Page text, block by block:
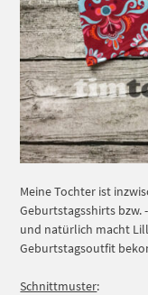
Meine Tochter ist
Geburtstagsshirts
und natürlich macht
Geburtstagsoutfit
Schnittmuster: